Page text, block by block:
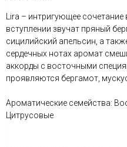
Lira – интригующее
вступлении звучат пряный
сицилийский апельсин, а
сердечных нотах аромат
аккорды с восточными
проявляются бергамот,
Ароматические семейства:
Цитрусовые